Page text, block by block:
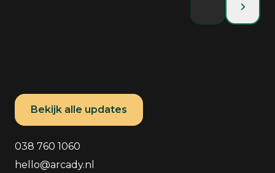
Techtalk
AI maakt
technische
belangrijker.
Juist nu.
Bekijk alle updates
038 760 1060
hello@arcady.nl